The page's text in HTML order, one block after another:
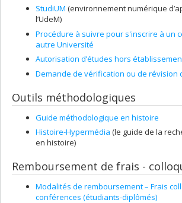
StudiUM (environnement numérique
l’UdeM)
Procédure à suivre pour s'inscrire à un
autre Université
Autorisation d’études hors
Demande de vérification ou de révision
Outils méthodologiques
Guide méthodologique en histoire
Histoire-Hypermédia (le guide de la
en histoire)
Remboursement de frais -
Modalités de remboursement – Frais
conférences (étudiants-diplômés)